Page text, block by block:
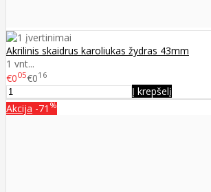
Akrilinis skaidrus karoliukas žydras 43mm
1 vnt...
€005€016
Į krepšelį
Akcija -71 %